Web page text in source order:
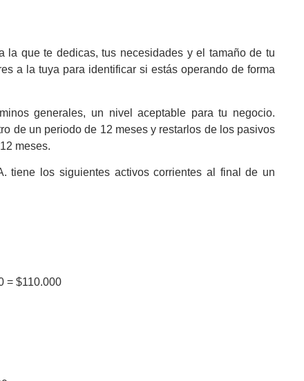
la que te dedicas, tus necesidades y el tamaño de tu
a la tuya para identificar si estás operando de forma
generales, un nivel aceptable para tu negocio.
de un periodo de 12 meses y restarlos de los pasivos
meses.
tiene los siguientes activos corrientes al final de un
= $110.000